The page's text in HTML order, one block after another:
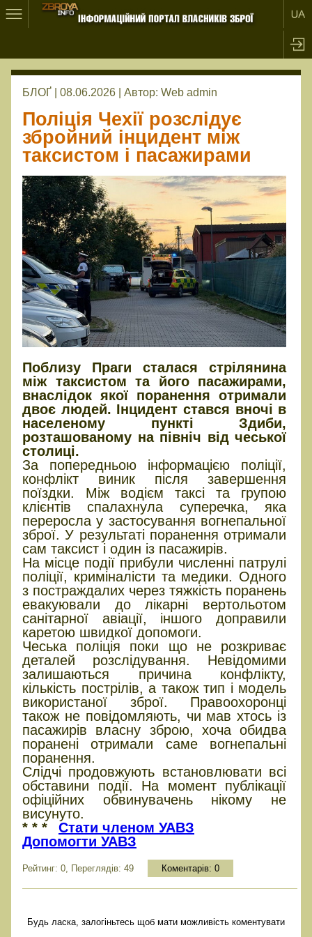
БЛОҐ | 08.06.2026 | Автор: Web admin
Поліція Чехії розслідує
збройний інцидент між
таксистом і пасажирами
Поблизу Праги сталася стрілянина
між таксистом та його пасажирами,
внаслідок якої поранення отримали
двоє людей. Інцидент стався вночі в
населеному пункті Здиби,
розташованому на північ від чеської
столиці.
За попередньою інформацією поліції,
конфлікт виник після завершення
поїздки. Між водієм таксі та групою
клієнтів спалахнула суперечка, яка
переросла у застосування вогнепальної
зброї. У результаті поранення отримали
сам таксист і один із пасажирів.
На місце події прибули численні патрулі
поліції, криміналісти та медики. Одного
з постраждалих через тяжкість поранень
евакуювали до лікарні вертольотом
санітарної авіації, іншого доправили
каретою швидкої допомоги.
Чеська поліція поки що не розкриває
деталей розслідування. Невідомими
залишаються причина конфлікту,
кількість пострілів, а також тип і модель
використаної зброї. Правоохоронці
також не повідомляють, чи мав хтось із
пасажирів власну зброю, хоча обидва
поранені отримали саме вогнепальні
поранення.
Слідчі продовжують встановлювати всі
обставини події. На момент публікації
офіційних обвинувачень нікому не
висунуто.
* * *
Стати членом УАВЗ
Допомогти УАВЗ
Рейтинг: 0, Переглядів: 49 Коментарів: 0
Будь ласка, залогіньтесь щоб мати можливість коментувати